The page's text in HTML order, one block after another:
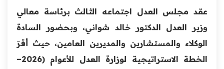
عقد مجلس العدل اجتماعه الثالث برئاسة معالي
وزير العدل الدكتور خالد شواني، وبحضور السادة
الوكلاء والمستشارين والمديرين العامين، حيث أقرّ
الخطة الاستراتيجية لوزارة العدل للأعوام (2026–